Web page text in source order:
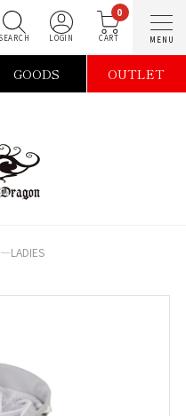
0
GOODS OUTLET
―LADIES